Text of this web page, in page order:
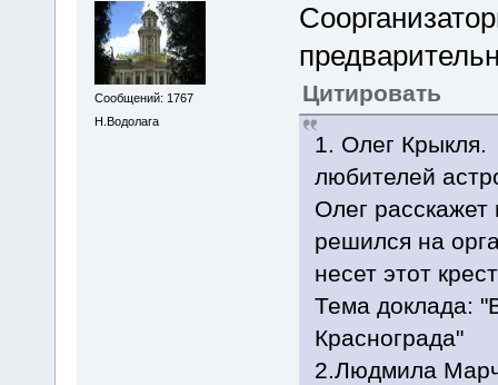
Сообщений: 1767
Н.Водолага
Цитировать
1. Олег Крыкля.
любителей
Олег расскажет
решился на
несет этот
Тема доклада:
Краснограда"
2.Людмила